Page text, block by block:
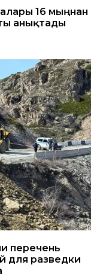
16 мыңнан
анықтады
перечень
для разведки